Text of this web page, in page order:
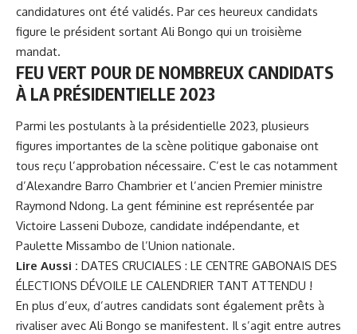
candidatures ont été validés. Par ces heureux candidats
figure le président sortant Ali Bongo qui un troisième
mandat.
FEU VERT POUR DE NOMBREUX CANDIDATS
À LA PRÉSIDENTIELLE 2023
Parmi les postulants à la présidentielle 2023, plusieurs
figures importantes de la scène politique gabonaise ont
tous reçu l’approbation nécessaire. C’est le cas notamment
d’Alexandre Barro Chambrier et l’ancien Premier ministre
Raymond Ndong. La gent féminine est représentée par
Victoire Lasseni Duboze, candidate indépendante, et
Paulette Missambo de l’Union nationale.
Lire Aussi : DATES CRUCIALES : LE CENTRE GABONAIS DES
ÉLECTIONS DÉVOILE LE CALENDRIER TANT ATTENDU !
En plus d’eux, d’autres candidats sont également prêts à
rivaliser avec Ali Bongo se manifestent. Il s’agit entre autres